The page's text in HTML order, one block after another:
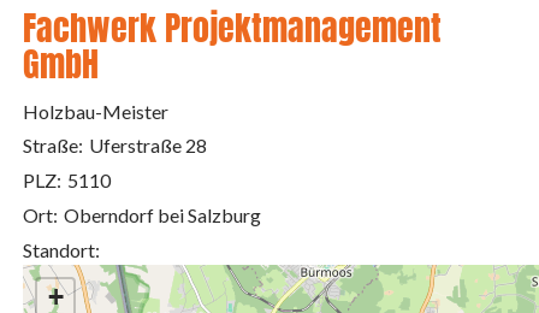
Fachwerk Projektmanagement
GmbH
Holzbau-Meister
Straße: Uferstraße 28
PLZ: 5110
Ort: Oberndorf bei Salzburg
Standort:
+